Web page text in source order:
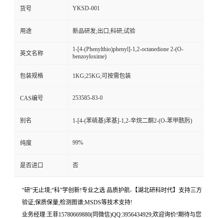
货号 YKSD-001
用途 新品研发;出口;科研;试验
英文名称
1-[4-(Phenylthio)phenyl]-1,2-octanedione 2-(O-
benzoyloxime)
包装规格 1KG;25KG;可按需包装
CAS编号 253585-83-0
别名 1-[4-(苯硫基)苯基]-1,2-辛烷二酮2-(O-苯甲酰肟)
纯度 99%
是否进口 否
“研”无止境;“科”学创新!专业之选 品质护航-【湖北研科时代】支持三方
验证;保质保量;检测图谱;MSDS等技术支持!
业务经理:王菲15780669880(同微信)QQ:3956434929;欢迎询价!期待与您